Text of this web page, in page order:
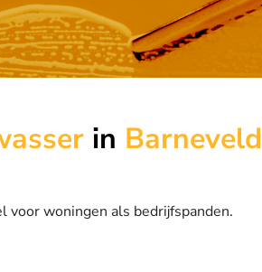
in Barneveld
voor woningen als bedrijfspanden.